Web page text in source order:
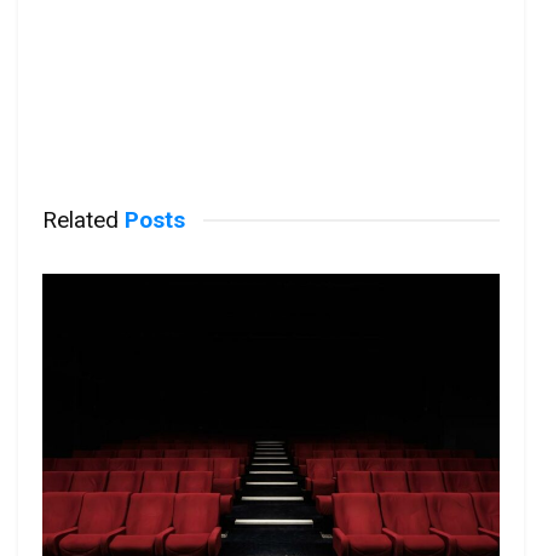
Related Posts